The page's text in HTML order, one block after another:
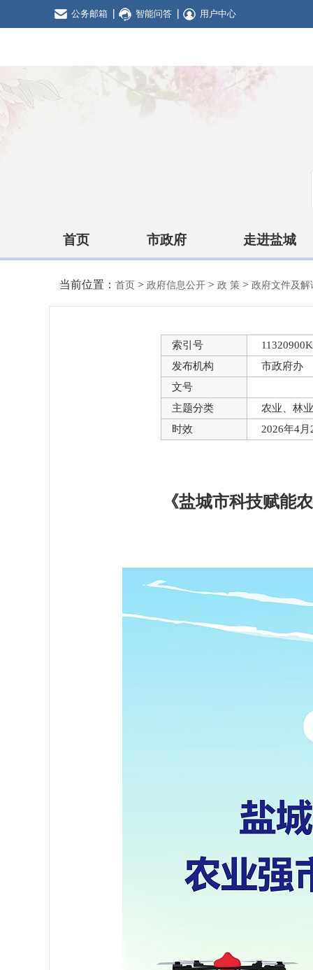
公务邮箱 智能问答 用户中心
首页 市政府 走进盐城
当前位置： 首页 > 政府信息公开 > 政 策 > 政府文件及
索引号
发布机构
市政府办
文号
主题分类
农业、林
时效
2026年4
《盐城市科技赋能